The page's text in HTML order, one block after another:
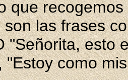
que
son las frases
"Señorita, esto
"Estoy como